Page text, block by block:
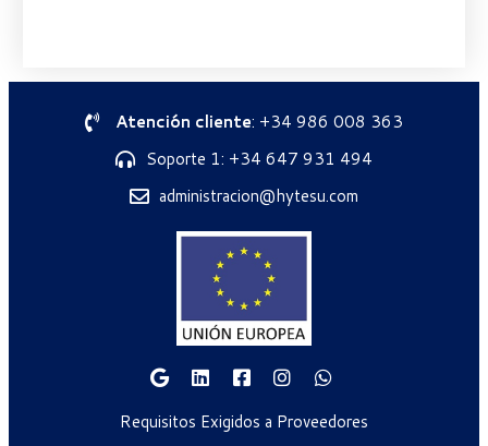
Atención cliente: +34 986 008 363
Soporte 1: +34 647 931 494
administracion@hytesu.com
Requisitos Exigidos a Proveedores